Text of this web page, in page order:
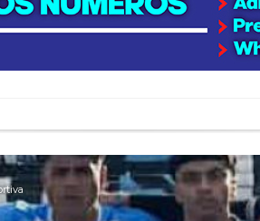
Inclusivo
sus anuncios a los trabajadores